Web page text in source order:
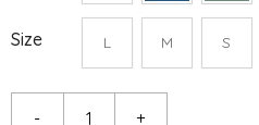
Size L M S